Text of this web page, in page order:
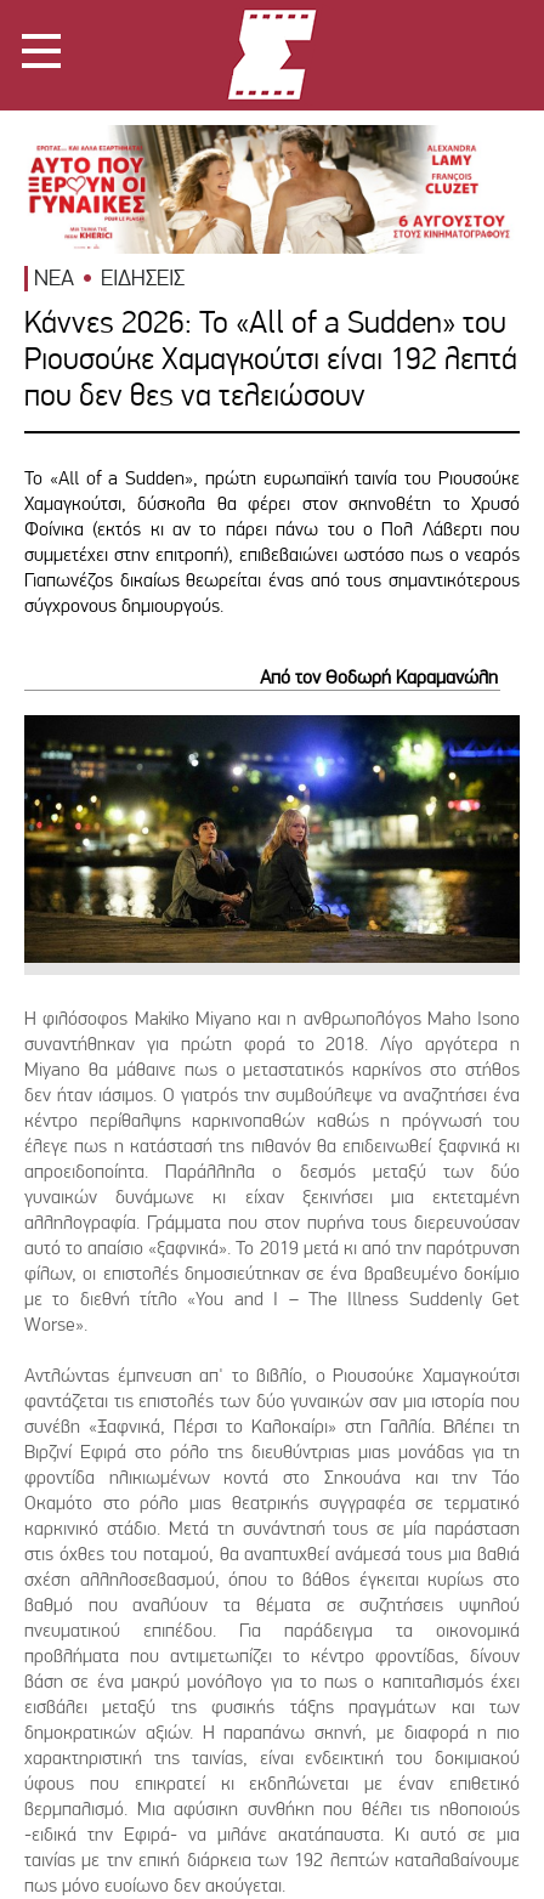
ΝΕΑ ΕΙΔΗΣΕΙΣ
Κάννες 2026: Το «All of a Sudden» του
Ριουσούκε Χαμαγκούτσι είναι 192 λεπτά
που δεν θες να τελειώσουν
To «All of a Sudden», πρώτη ευρωπαϊκή ταινία του Ριουσούκε
Χαμαγκούτσι, δύσκολα θα φέρει στον σκηνοθέτη το Χρυσό
Φοίνικα (εκτός κι αν το πάρει πάνω του ο Πολ Λάβερτι που
συμμετέχει στην επιτροπή), επιβεβαιώνει ωστόσο πως ο νεαρός
Γιαπωνέζος δικαίως θεωρείται ένας από τους σημαντικότερους
σύγχρονους δημιουργούς.
Από τον Θοδωρή Καραμανώλη
Η φιλόσοφος Makiko Miyano και η ανθρωπολόγος Maho Isono
συναντήθηκαν για πρώτη φορά το 2018. Λίγο αργότερα η
Miyano θα μάθαινε πως ο μεταστατικός καρκίνος στο στήθος
δεν ήταν ιάσιμος. Ο γιατρός την συμβούλεψε να αναζητήσει ένα
κέντρο περίθαλψης καρκινοπαθών καθώς η πρόγνωσή του
έλεγε πως η κατάστασή της πιθανόν θα επιδεινωθεί ξαφνικά κι
απροειδοποίητα. Παράλληλα ο δεσμός μεταξύ των δύο
γυναικών δυνάμωνε κι είχαν ξεκινήσει μια εκτεταμένη
αλληλογραφία. Γράμματα που στον πυρήνα τους διερευνούσαν
αυτό το απαίσιο «ξαφνικά». Το 2019 μετά κι από την παρότρυνση
φίλων, οι επιστολές δημοσιεύτηκαν σε ένα βραβευμένο δοκίμιο
με το διεθνή τίτλο «You and I – The Illness Suddenly Get
Worse».
Αντλώντας έμπνευση απ' το βιβλίο, ο Ριουσούκε Χαμαγκούτσι
φαντάζεται τις επιστολές των δύο γυναικών σαν μια ιστορία που
συνέβη «Ξαφνικά, Πέρσι το Καλοκαίρι» στη Γαλλία. Βλέπει τη
Βιρζινί Εφιρά στο ρόλο της διευθύντριας μιας μονάδας για τη
φροντίδα ηλικιωμένων κοντά στο Σηκουάνα και την Τάο
Οκαμότο στο ρόλο μιας θεατρικής συγγραφέα σε τερματικό
καρκινικό στάδιο. Μετά τη συνάντησή τους σε μία παράσταση
στις όχθες του ποταμού, θα αναπτυχθεί ανάμεσά τους μια βαθιά
σχέση αλληλοσεβασμού, όπου το βάθος έγκειται κυρίως στο
βαθμό που αναλύουν τα θέματα σε συζητήσεις υψηλού
πνευματικού επιπέδου. Για παράδειγμα τα οικονομικά
προβλήματα που αντιμετωπίζει το κέντρο φροντίδας, δίνουν
βάση σε ένα μακρύ μονόλογο για το πως ο καπιταλισμός έχει
εισβάλει μεταξύ της φυσικής τάξης πραγμάτων και των
δημοκρατικών αξιών. Η παραπάνω σκηνή, με διαφορά η πιο
χαρακτηριστική της ταινίας, είναι ενδεικτική του δοκιμιακού
ύφους που επικρατεί κι εκδηλώνεται με έναν επιθετικό
βερμπαλισμό. Μια αφύσικη συνθήκη που θέλει τις ηθοποιούς
-ειδικά την Εφιρά- να μιλάνε ακατάπαυστα. Κι αυτό σε μια
ταινίας με την επική διάρκεια των 192 λεπτών καταλαβαίνουμε
πως μόνο ευοίωνο δεν ακούγεται.